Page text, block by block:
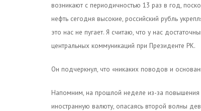
возникают с периодичностью 13 раз в год,
нефть сегодня высокие, российский рубль
это нас не пугает. Я считаю, что у нас
центральных коммуникаций при Президенте РК.
Он подчеркнул, что «никаких поводов и
Напомним, на прошлой неделе из-за повышения
иностранную валюту, опасаясь второй волны